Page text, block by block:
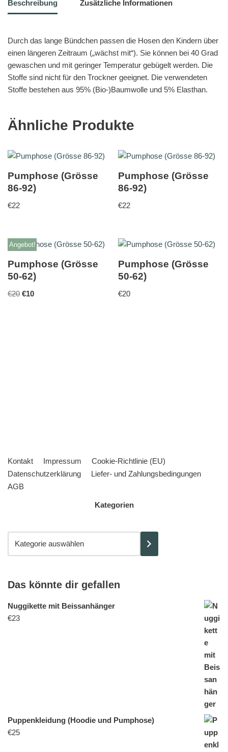
Beschreibung Zusätzliche Informationen
Durch das lange Bündchen passen die Hosen den Kindern über
einen längeren Zeitraum („wächst mit“). Sie können bei 40 Grad
gewaschen und mit geringer Temperatur gebügelt werden. Die
Stoffe sind nicht für den Trockner geeignet. Die verwendeten
Stoffe bestehen aus 95% (Bio-)Baumwolle und 5% Elasthan.
Ähnliche Produkte
Pumphose (Grösse
86-92)
€22
Pumphose (Grösse
86-92)
€22
Angebot!
Pumphose (Grösse
50-62)
€20 €10
Pumphose (Grösse
50-62)
€20
Kontakt Impressum
Cookie-Richtlinie (EU)
Datenschutzerklärung
Liefer- und Zahlungsbedingungen
AGB
Kategorien
Das könnte dir gefallen
Nuggikette mit Beissanhänger
€23
Puppenkleidung (Hoodie und Pumphose)
€25